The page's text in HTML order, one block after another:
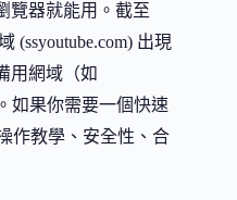
覽器就能用。截至
(ssyoutube.com) 出現
用網域（如
如果你需要一個快速
作教學、安全性、合